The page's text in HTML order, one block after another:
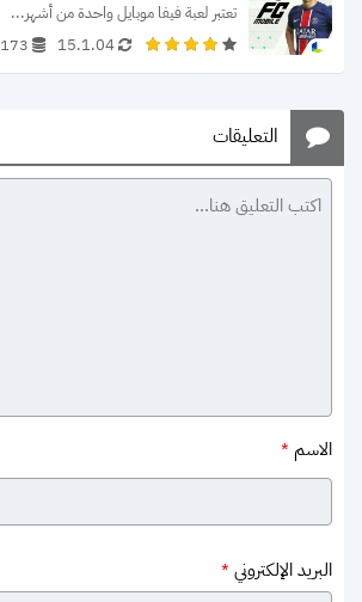
تعتبر لعبة فيفا موبايل واحدة من أشهر...
15.1.04
173 ميجابايت
التعليقات
الاسم *
البريد الإلكتروني *